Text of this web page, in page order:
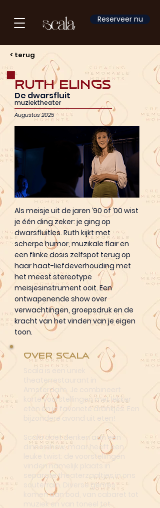
Reserveer nu
< terug
Ruth Elings
De dwarsfluit
muziektheater
Augustus 2025
Als meisje uit de jaren ’90 of ‘00 wist
je één ding zeker: je ging op
dwarsfluitles. Ruth kijkt met
scherpe humor, muzikale flair en
een flinke dosis zelfspot terug op
haar haat-liefdeverhouding met
het meest stereotype
meisjesinstrument ooit. Een
ontwapenende show over
verwachtingen, groepsdruk en de
kracht van het vinden van je eigen
toon.
Over Scala
Scala is een uniek
Amsterdam. Je combineert
korte voorstellingen met lekker
eten én je favoriete drankjes. Een
bijzondere avond uit eten!
Scala doet denken aan een
dinnershow, maar heeft een
leuke twist: de voorstellingen
vinden namelijk plaats in
separate theaterzaaltjes in ons
souterrain. Diverse genres
komen aan bod, van cabaret tot